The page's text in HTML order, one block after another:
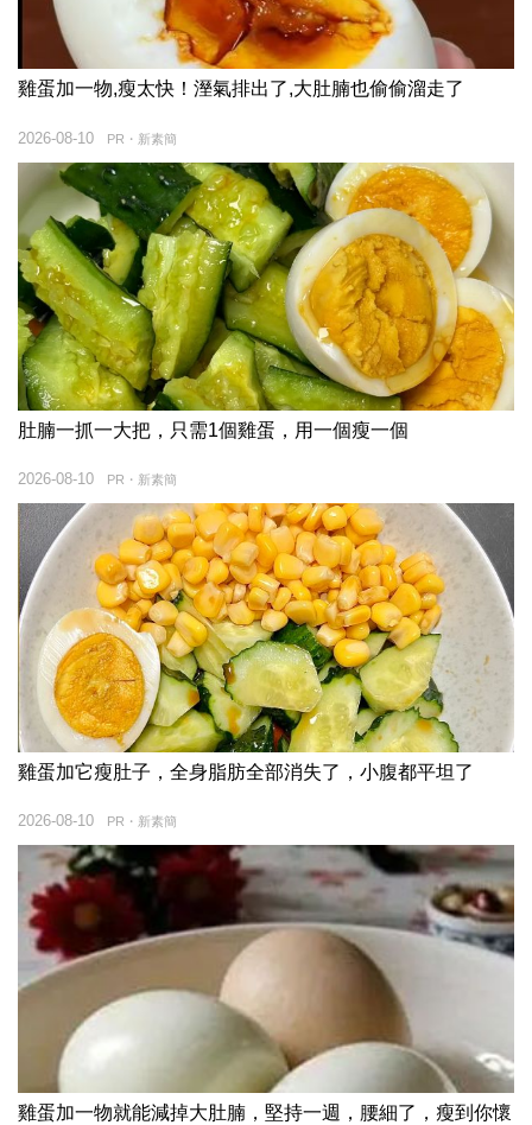
雞蛋加一物,瘦太快！溼氣排出了,大肚腩也偷偷溜走了
PR・新素簡
2026-08-10
肚腩一抓一大把，只需1個雞蛋，用一個瘦一個
PR・新素簡
2026-08-10
雞蛋加它瘦肚子，全身脂肪全部消失了，小腹都平坦了
PR・新素簡
2026-08-10
雞蛋加一物就能減掉大肚腩，堅持一週，腰細了，瘦到你懷